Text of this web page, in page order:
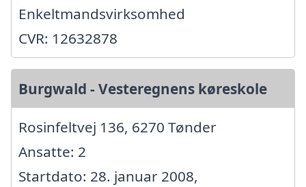
Enkeltmandsvirksomhed
CVR: 12632878
Burgwald - Vesteregnens køreskole
Rosinfeltvej 136, 6270 Tønder
Ansatte: 2
Startdato: 28. januar 2008,